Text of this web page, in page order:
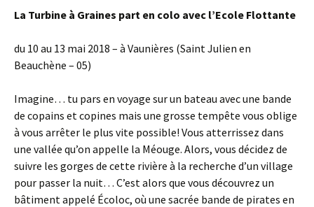
La Turbine à Graines part en colo avec l’Ecole Flottante
du 10 au 13 mai 2018 – à Vaunières (Saint Julien en
Beauchène – 05)
Imagine… tu pars en voyage sur un bateau avec une bande
de copains et copines mais une grosse tempête vous oblige
à vous arrêter le plus vite possible! Vous atterrissez dans
une vallée qu’on appelle la Méouge. Alors, vous décidez de
suivre les gorges de cette rivière à la recherche d’un village
pour passer la nuit… C’est alors que vous découvrez un
bâtiment appelé Écoloc, où une sacrée bande de pirates en